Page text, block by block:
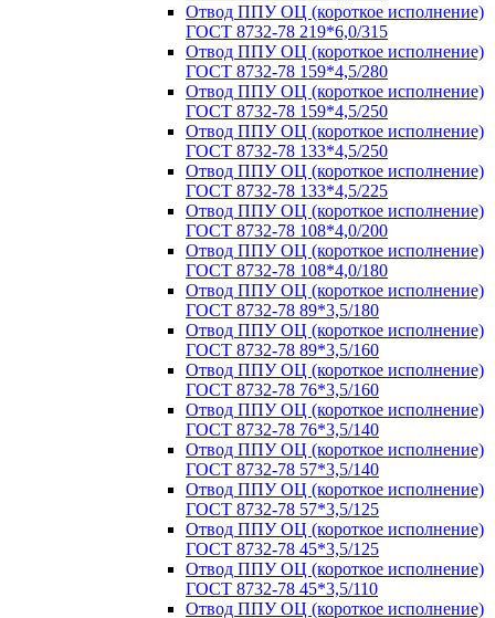
Отвод ППУ ОЦ (короткое исполнение)
ГОСТ 8732-78 219*6,0/315
Отвод ППУ ОЦ (короткое исполнение)
ГОСТ 8732-78 159*4,5/280
Отвод ППУ ОЦ (короткое исполнение)
ГОСТ 8732-78 159*4,5/250
Отвод ППУ ОЦ (короткое исполнение)
ГОСТ 8732-78 133*4,5/250
Отвод ППУ ОЦ (короткое исполнение)
ГОСТ 8732-78 133*4,5/225
Отвод ППУ ОЦ (короткое исполнение)
ГОСТ 8732-78 108*4,0/200
Отвод ППУ ОЦ (короткое исполнение)
ГОСТ 8732-78 108*4,0/180
Отвод ППУ ОЦ (короткое исполнение)
ГОСТ 8732-78 89*3,5/180
Отвод ППУ ОЦ (короткое исполнение)
ГОСТ 8732-78 89*3,5/160
Отвод ППУ ОЦ (короткое исполнение)
ГОСТ 8732-78 76*3,5/160
Отвод ППУ ОЦ (короткое исполнение)
ГОСТ 8732-78 76*3,5/140
Отвод ППУ ОЦ (короткое исполнение)
ГОСТ 8732-78 57*3,5/140
Отвод ППУ ОЦ (короткое исполнение)
ГОСТ 8732-78 57*3,5/125
Отвод ППУ ОЦ (короткое исполнение)
ГОСТ 8732-78 45*3,5/125
Отвод ППУ ОЦ (короткое исполнение)
ГОСТ 8732-78 45*3,5/110
Отвод ППУ ОЦ (короткое исполнение)